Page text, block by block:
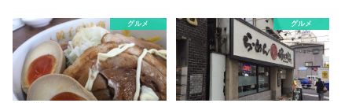
グルメ グルメ